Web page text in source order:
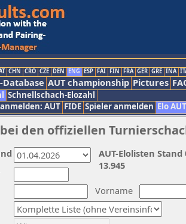
CHN CRO CZE DEN ENG ESP FAI FIN FRA GER GRE INA
AUT championship Pictures
Schnellschach-Elozahl
AUT FIDE Spieler anmelden Elo AUT
den offiziellen
Vorname
AUT-Elolisten
13.945